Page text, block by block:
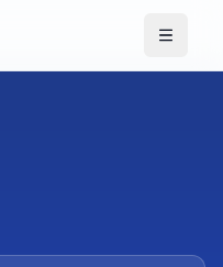
मेनू टॉगल